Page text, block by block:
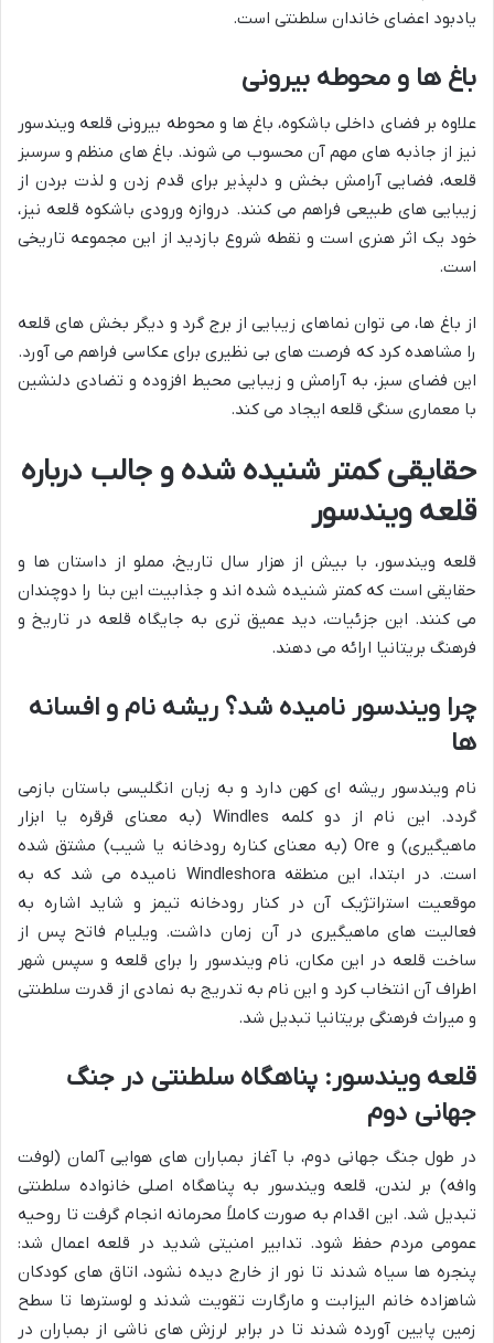
یادبود اعضای خاندان سلطنتی است.
باغ ها و محوطه بیرونی
علاوه بر فضای داخلی باشکوه، باغ ها و محوطه بیرونی قلعه ویندسور
نیز از جاذبه های مهم آن محسوب می شوند. باغ های منظم و سرسبز
قلعه، فضایی آرامش بخش و دلپذیر برای قدم زدن و لذت بردن از
زیبایی های طبیعی فراهم می کنند. دروازه ورودی باشکوه قلعه نیز،
خود یک اثر هنری است و نقطه شروع بازدید از این مجموعه تاریخی
است.
از باغ ها، می توان نماهای زیبایی از برج گرد و دیگر بخش های قلعه
را مشاهده کرد که فرصت های بی نظیری برای عکاسی فراهم می آورد.
این فضای سبز، به آرامش و زیبایی محیط افزوده و تضادی دلنشین
با معماری سنگی قلعه ایجاد می کند.
حقایقی کمتر شنیده شده و جالب درباره
قلعه ویندسور
قلعه ویندسور، با بیش از هزار سال تاریخ، مملو از داستان ها و
حقایقی است که کمتر شنیده شده اند و جذابیت این بنا را دوچندان
می کنند. این جزئیات، دید عمیق تری به جایگاه قلعه در تاریخ و
فرهنگ بریتانیا ارائه می دهند.
چرا ویندسور نامیده شد؟ ریشه نام و افسانه
ها
نام ویندسور ریشه ای کهن دارد و به زبان انگلیسی باستان بازمی
گردد. این نام از دو کلمه Windles (به معنای قرقره یا ابزار
ماهیگیری) و Ore (به معنای کناره رودخانه یا شیب) مشتق شده
است. در ابتدا، این منطقه Windleshora نامیده می شد که به
موقعیت استراتژیک آن در کنار رودخانه تیمز و شاید اشاره به
فعالیت های ماهیگیری در آن زمان داشت. ویلیام فاتح پس از
ساخت قلعه در این مکان، نام ویندسور را برای قلعه و سپس شهر
اطراف آن انتخاب کرد و این نام به تدریج به نمادی از قدرت سلطنتی
و میراث فرهنگی بریتانیا تبدیل شد.
قلعه ویندسور: پناهگاه سلطنتی در جنگ
جهانی دوم
در طول جنگ جهانی دوم، با آغاز بمباران های هوایی آلمان (لوفت
وافه) بر لندن، قلعه ویندسور به پناهگاه اصلی خانواده سلطنتی
تبدیل شد. این اقدام به صورت کاملاً محرمانه انجام گرفت تا روحیه
عمومی مردم حفظ شود. تدابیر امنیتی شدید در قلعه اعمال شد:
پنجره ها سیاه شدند تا نور از خارج دیده نشود، اتاق های کودکان
شاهزاده خانم الیزابت و مارگارت تقویت شدند و لوسترها تا سطح
زمین پایین آورده شدند تا در برابر لرزش های ناشی از بمباران در